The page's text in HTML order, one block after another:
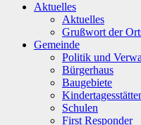
Aktuelles
Aktuelles
Grußwort der
Gemeinde
Politik und
Bürgerhaus
Baugebiete
Schulen
First Responder